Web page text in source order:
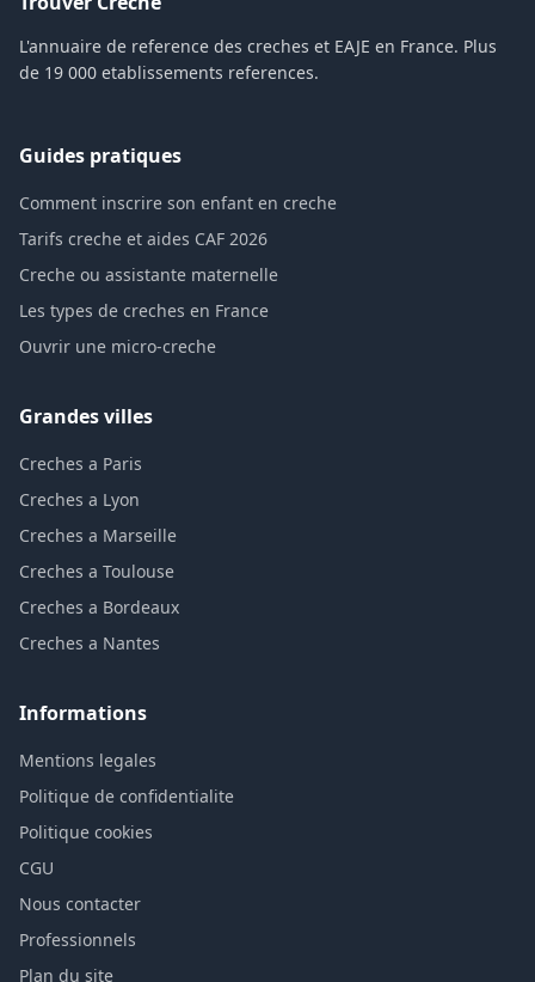
L'annuaire de reference des creches et EAJE en France. Plus
de 19 000 etablissements references.
Guides pratiques
Comment inscrire son enfant en creche
Tarifs creche et aides CAF 2026
Creche ou assistante maternelle
Les types de creches en France
Ouvrir une micro-creche
Grandes villes
Creches a Paris
Creches a Lyon
Creches a Marseille
Creches a Toulouse
Creches a Bordeaux
Creches a Nantes
Informations
Mentions legales
Politique de confidentialite
Politique cookies
CGU
Nous contacter
Professionnels
Plan du site